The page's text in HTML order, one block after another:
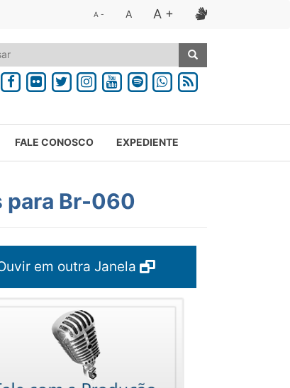
A - A A +
FALE CONOSCO EXPEDIENTE
para Br-060
em outra Janela